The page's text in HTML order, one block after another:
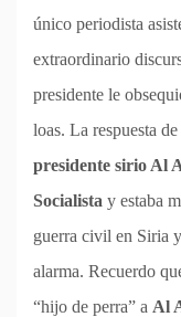
único periodista
extraordinario
presidente le
loas. La respuesta de
presidente sirio Al
Socialista y estaba
guerra civil en Siria
alarma. Recuerdo
“hijo de perra” a Al